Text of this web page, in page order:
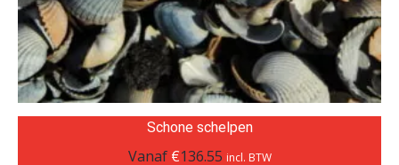
Schone schelpen
Vanaf €136.55 incl. BTW